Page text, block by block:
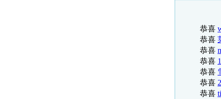
恭喜
恭喜
恭喜
恭喜
恭喜
恭喜
恭喜